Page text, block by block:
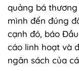
quảng bá
mình đến đúng
cạnh đó, báo
cáo linh hoạt và
ngân sách của